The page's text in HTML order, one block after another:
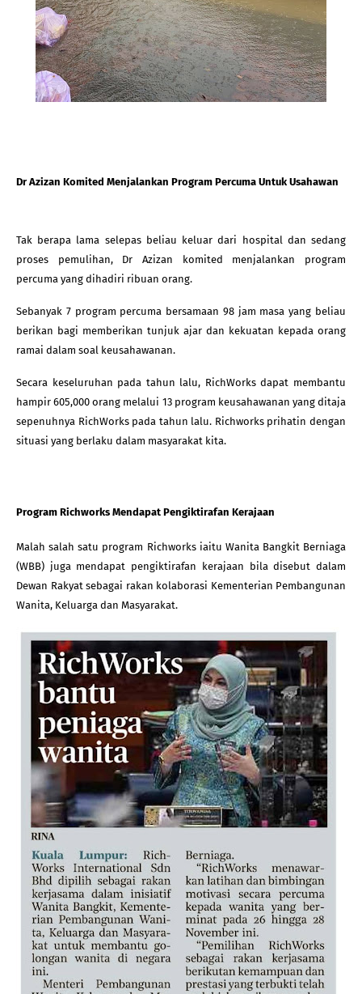
Dr Azizan Komited Menjalankan Program Percuma Untuk Usahawan
Tak berapa lama selepas beliau keluar dari hospital dan sedang
proses pemulihan, Dr Azizan komited menjalankan program
percuma yang dihadiri ribuan orang.
Sebanyak 7 program percuma bersamaan 98 jam masa yang beliau
berikan bagi memberikan tunjuk ajar dan kekuatan kepada orang
ramai dalam soal keusahawanan.
Secara keseluruhan pada tahun lalu, RichWorks dapat membantu
hampir 605,000 orang melalui 13 program keusahawanan yang ditaja
sepenuhnya RichWorks pada tahun lalu. Richworks prihatin dengan
situasi yang berlaku dalam masyarakat kita.
Program Richworks Mendapat Pengiktirafan Kerajaan
Malah salah satu program Richworks iaitu Wanita Bangkit Berniaga
(WBB) juga mendapat pengiktirafan kerajaan bila disebut dalam
Dewan Rakyat sebagai rakan kolaborasi Kementerian Pembangunan
Wanita, Keluarga dan Masyarakat.